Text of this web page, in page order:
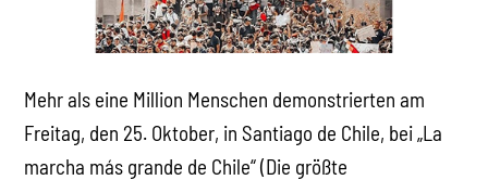
Mehr als eine Million Menschen demonstrierten am
Freitag, den 25. Oktober, in Santiago de Chile, bei „La
marcha más grande de Chile“ (Die größte